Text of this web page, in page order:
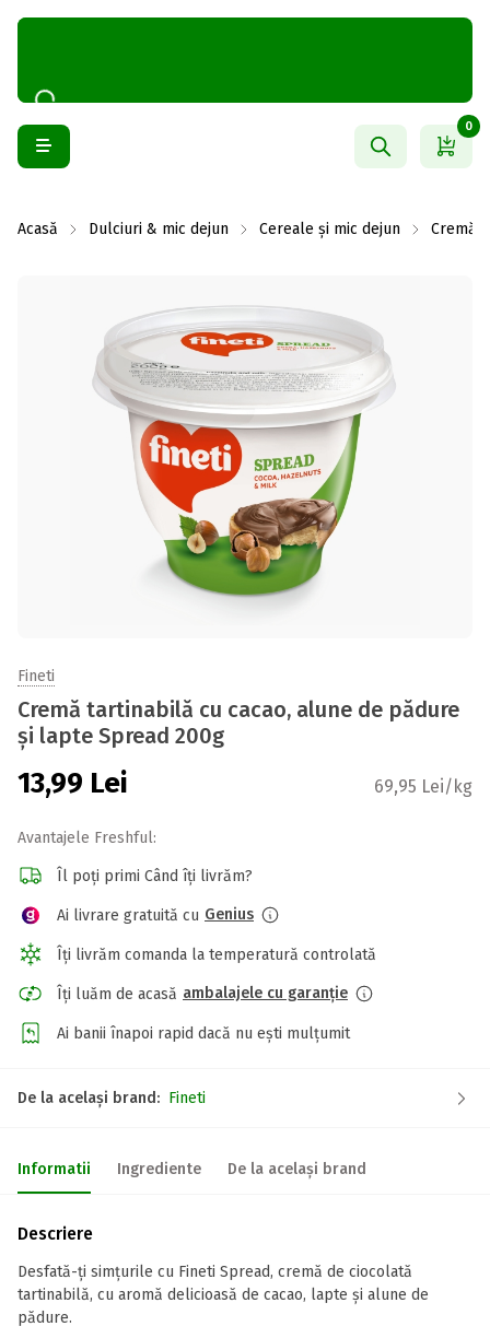
0
Acasă Dulciuri & mic dejun Cereale și mic dejun Cremă
Fineti
Cremă tartinabilă cu cacao, alune de pădure
și lapte Spread 200g
13,99 Lei 69,95 Lei/kg
Avantajele Freshful:
Îl poți primi Când îți livrăm?
Ai livrare gratuită cu Genius
Îți livrăm comanda la temperatură controlată
Îți luăm de acasă ambalajele cu garanție
Ai banii înapoi rapid dacă nu ești mulțumit
De la același brand: Fineti
Informatii Ingrediente De la același brand
Descriere
Desfată-ți simțurile cu Fineti Spread, cremă de ciocolată
tartinabilă, cu aromă delicioasă de cacao, lapte și alune de
pădure.